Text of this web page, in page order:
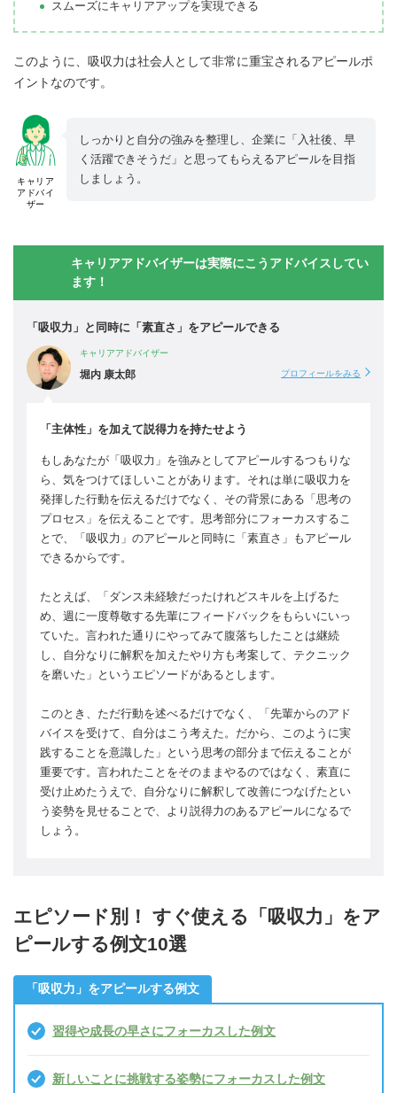
スムーズにキャリアアップを実現できる
このように、吸収力は社会人として非常に重宝されるアピールポ
イントなのです。
キャリア
アドバイ
ザー
しっかりと自分の強みを整理し、企業に「入社後、早
く活躍できそうだ」と思ってもらえるアピールを目指
しましょう。
キャリアアドバイザーは実際にこうアドバイスしてい
ます！
「吸収力」と同時に「素直さ」をアピールできる
キャリアアドバイザー
堀内 康太郎 プロフィールをみる
「主体性」を加えて説得力を持たせよう
もしあなたが「吸収力」を強みとしてアピールするつもりな
ら、気をつけてほしいことがあります。それは単に吸収力を
発揮した行動を伝えるだけでなく、その背景にある「思考の
プロセス」を伝えることです。思考部分にフォーカスするこ
とで、「吸収力」のアピールと同時に「素直さ」もアピール
できるからです。
たとえば、「ダンス未経験だったけれどスキルを上げるた
め、週に一度尊敬する先輩にフィードバックをもらいにいっ
ていた。言われた通りにやってみて腹落ちしたことは継続
し、自分なりに解釈を加えたやり方も考案して、テクニック
を磨いた」というエピソードがあるとします。
このとき、ただ行動を述べるだけでなく、「先輩からのアド
バイスを受けて、自分はこう考えた。だから、このように実
践することを意識した」という思考の部分まで伝えることが
重要です。言われたことをそのままやるのではなく、素直に
受け止めたうえで、自分なりに解釈して改善につなげたとい
う姿勢を見せることで、より説得力のあるアピールになるで
しょう。
エピソード別！ すぐ使える「吸収力」をア
ピールする例文10選
「吸収力」をアピールする例文
習得や成長の早さにフォーカスした例文
新しいことに挑戦する姿勢にフォーカスした例文